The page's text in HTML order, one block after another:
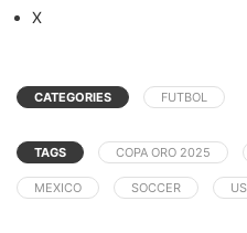
X
CATEGORIES FUTBOL
TAGS COPA ORO 2025
MEXICO SOCCER